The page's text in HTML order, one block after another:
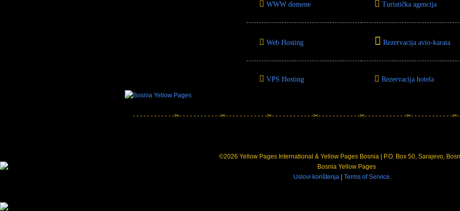
WWW domene Turistička agencija
Web Hosting Rezervacija avio-karata
VPS Hosting Rezervacija hotela
- - - - - - - - - - - -✂- - - - - - - - - - - -✂- - - - - - - - - - - -✂- - - - - - - - - - - -✂- - - - - - - - - - - -✂- - - - - - - - - - - -✂- - - - - - - - - - - -
©2026 Yellow Pages International & Yellow Pages Bosnia | P.O. Box 50, Sarajevo,
Uslovi korištenja Terms of Service.